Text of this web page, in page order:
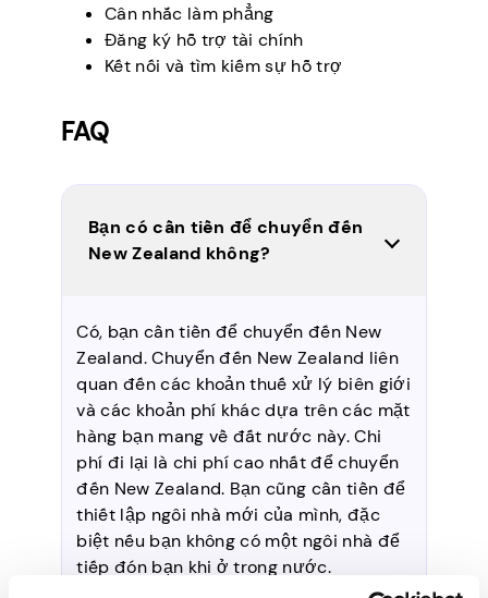
Cân nhắc làm phẳng
Đăng ký hỗ trợ tài chính
Kết nối và tìm kiếm sự hỗ trợ
FAQ
Bạn có cần tiền để chuyển đến
New Zealand không?
Có, bạn cần tiền để chuyển đến New
Zealand. Chuyển đến New Zealand liên
quan đến các khoản thuế xử lý biên giới
và các khoản phí khác dựa trên các mặt
hàng bạn mang về đất nước này. Chi
phí đi lại là chi phí cao nhất để chuyển
đến New Zealand. Bạn cũng cần tiền để
thiết lập ngôi nhà mới của mình, đặc
biệt nếu bạn không có một ngôi nhà để
tiếp đón bạn khi ở trong nước.